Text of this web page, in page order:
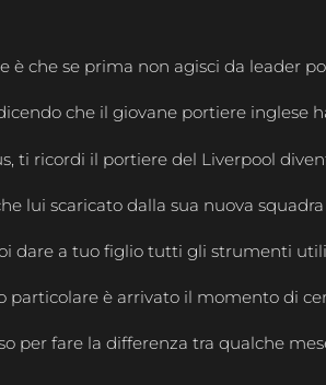
è che se prima non agisci da leader
che il giovane portiere inglese
ti ricordi il portiere del Liverpool
lui scaricato dalla sua nuova
dare a tuo figlio tutti gli strumenti
particolare è arrivato il momento di
per fare la differenza tra qualche